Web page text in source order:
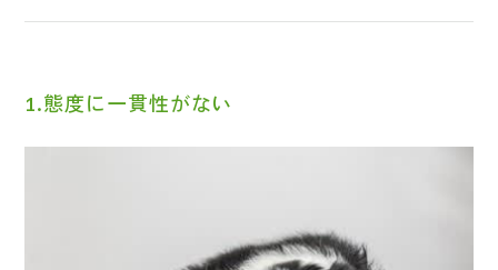
1.態度に一貫性がない